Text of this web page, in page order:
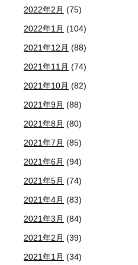
2022年2月 (75)
2022年1月 (104)
2021年12月 (88)
2021年11月 (74)
2021年10月 (82)
2021年9月 (88)
2021年8月 (80)
2021年7月 (85)
2021年6月 (94)
2021年5月 (74)
2021年4月 (83)
2021年3月 (84)
2021年2月 (39)
2021年1月 (34)